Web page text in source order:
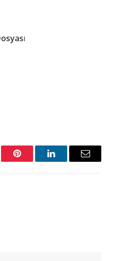
ı
Pinterest LinkedInEmail